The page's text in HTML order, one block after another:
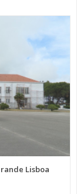
Lisboa